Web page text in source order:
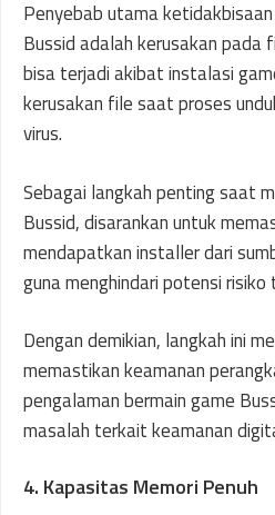
Penyebab utama
Bussid adalah kerusakan pada
bisa terjadi akibat instalasi
kerusakan file saat proses
virus.
Sebagai langkah penting saat
Bussid, disarankan untuk
mendapatkan installer dari
guna menghindari potensi risiko
Dengan demikian, langkah ini
memastikan keamanan
pengalaman bermain game
masalah terkait keamanan
4. Kapasitas Memori Penuh